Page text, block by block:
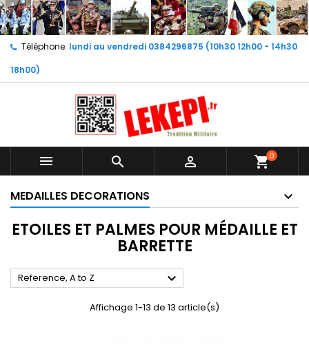
Téléphone: lundi au vendredi 0384296875 (10h30 12h00 - 14h30
18h00)
   shopping_cart0
MEDAILLES DECORATIONS
ETOILES ET PALMES POUR MÉDAILLE ET
BARRETTE
Reference, A to Z 
Affichage 1-13 de 13 article(s)